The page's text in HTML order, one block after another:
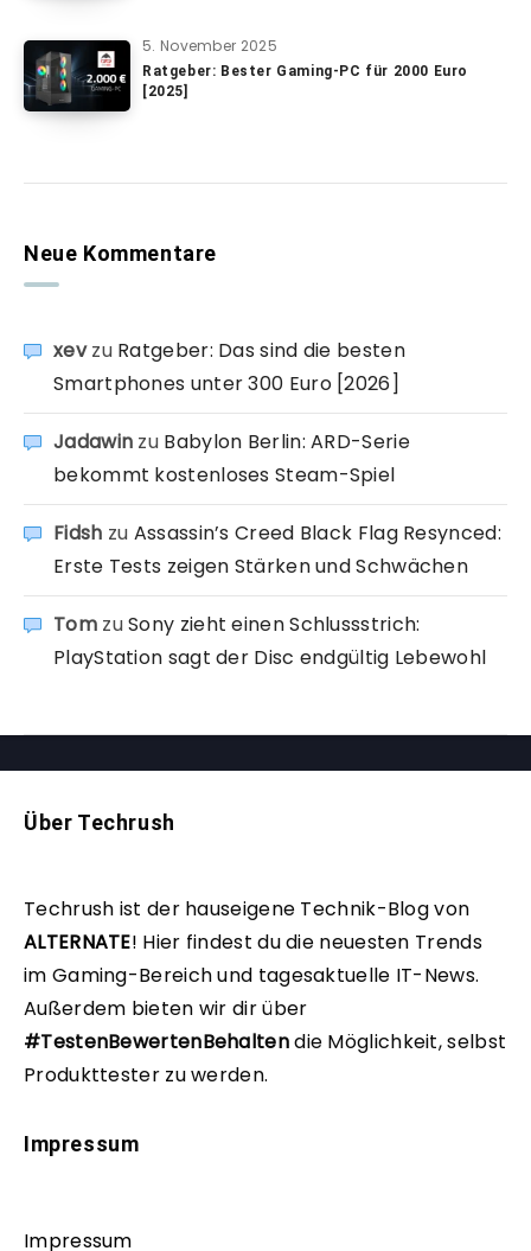
5. November 2025
Ratgeber: Bester Gaming-PC für 2000 Euro
[2025]
Neue Kommentare
xevzu Ratgeber: Das sind die besten
Smartphones unter 300 Euro [2026]
Jadawin zu Babylon Berlin: ARD-Serie
bekommt kostenloses Steam-Spiel
Fidsh zu Assassin’s Creed Black Flag Resynced:
Erste Tests zeigen Stärken und Schwächen
TomzuSony zieht einen Schlussstrich:
PlayStation sagt der Disc endgültig Lebewohl
Über Techrush
Techrush ist der hauseigene Technik-Blog von
ALTERNATE! Hier findest du die neuesten Trends
im Gaming-Bereich und tagesaktuelle IT-News.
Außerdem bieten wir dir über
#TestenBewertenBehaltendie Möglichkeit, selbst
Produkttester zu werden.
Impressum
Impressum